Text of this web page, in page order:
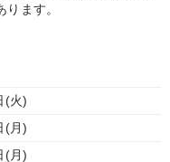
ます。
(火)
(月)
(月)